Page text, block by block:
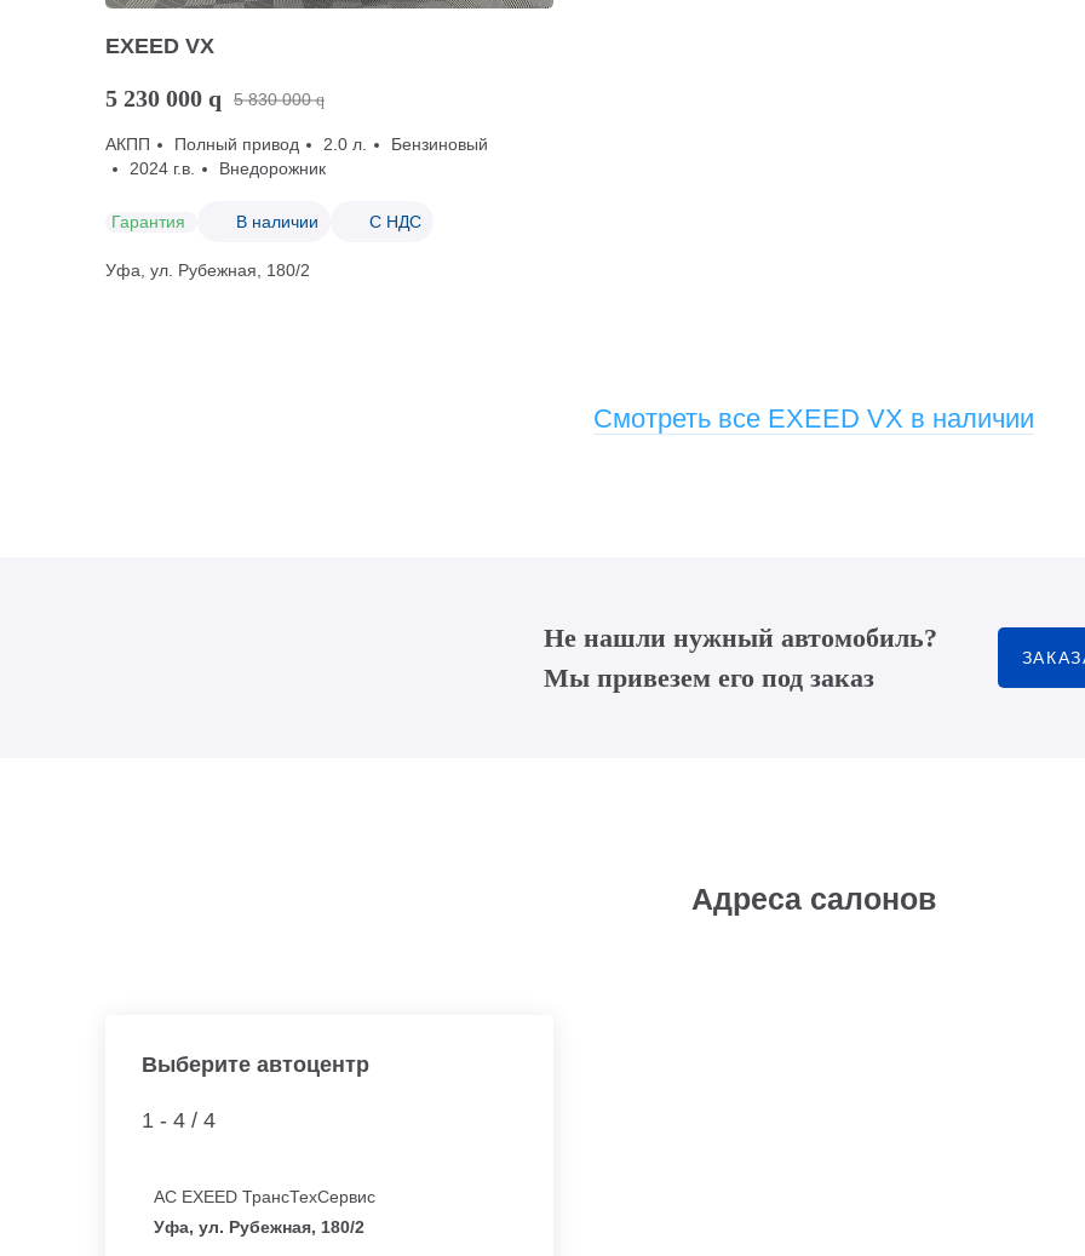
EXEED VX
5 230 000 q 5 830 000 q
АКПП Полный привод 2.0 л.
Бензиновый
2024 г.в.
Внедорожник
Гарантия В наличии С НДС
Уфа, ул. Рубежная, 180/2
Смотреть все EXEED VX в наличии
Не нашли нужный автомобиль?
Мы привезем его под заказ
Адреса салонов
Выберите автоцентр
1 - 4 / 4
АС EXEED ТрансТехСервис
Уфа, ул. Рубежная, 180/2